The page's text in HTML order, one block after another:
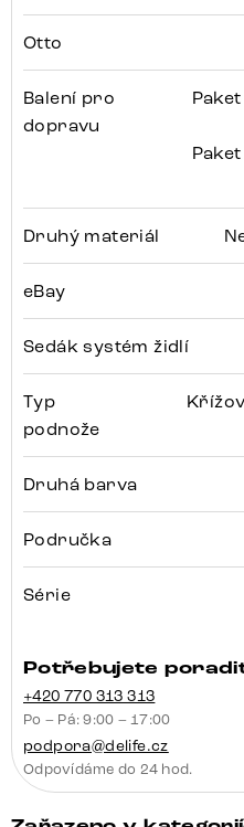
Otto
Balení pro
dopravu
Druhý materiál
eBay
Sedák systém židlí
Typ
podnože
Druhá barva
Područka
Série
Potřebujete
+420 770 313 313
Po – Pá: 9:00 – 17:00
podpora@delife.cz
Odpovídáme do 24 hod.